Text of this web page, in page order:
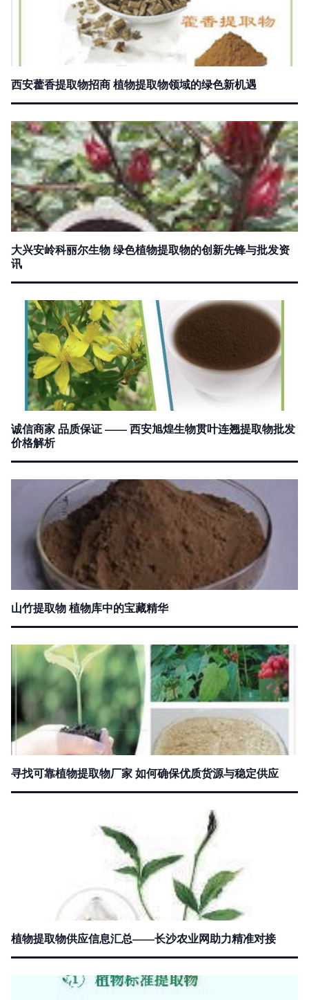
西安藿香提取物招商 植物提取物领域的绿色新机遇
大兴安岭科丽尔生物 绿色植物提取物的创新先锋与批发资
讯
诚信商家 品质保证 —— 西安旭煌生物贯叶连翘提取物批发
价格解析
山竹提取物 植物库中的宝藏精华
寻找可靠植物提取物厂家 如何确保优质货源与稳定供应
植物提取物供应信息汇总——长沙农业网助力精准对接